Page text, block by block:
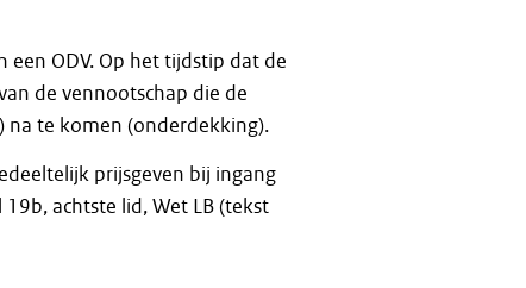
een ODV. Op het tijdstip dat de
de vennootschap die de
na te komen (onderdekking).
prijsgeven bij ingang
achtste lid, Wet LB (tekst